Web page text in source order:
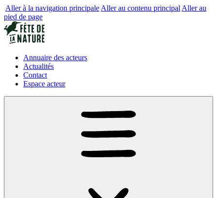
Aller à la navigation principale Aller au contenu principal Aller au
pied de page
Annuaire des acteurs
Actualités
Contact
Espace acteur